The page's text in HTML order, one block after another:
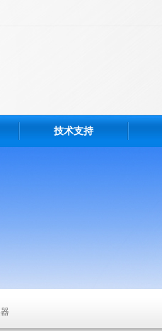
技术支持